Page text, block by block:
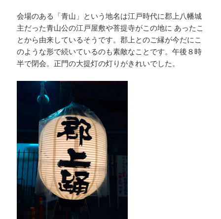
会場のある「青山」という地名は江戸時代に郡上八幡城
主だった青山公の江戸屋敷や菩提寺がこの地に あったこ
とから由来しているそうです。郡上とのご縁が今だにこ
のような形で続いているのも素敵なことです。午後８時
半で閉会。正門の大提灯の灯りがきれいでした。